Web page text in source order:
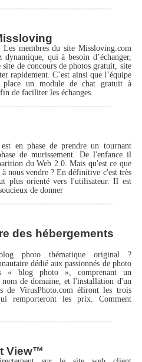
membres du site Missloving.com
dynamique, qui à besoin d’échanger,
de concours de photos gratuit, site
rapidement. C’est ainsi que l’équipe
un module de chat gratuit à
de faciliter les échanges.
en phase de prendre un tournant
de murissement. De l'enfance il
du Web 2.0. Mais qu'est ce que
nous vendre ? En définitive c'est très
plus orienté vers l'utilisateur. Il est
de donner
des hébergements
photo thématique original ?
dédié aux passionnés de photo
« blog photo », comprenant un
de domaine, et l'installation d'un
de VirusPhoto.com éliront les trois
remporteront les prix. Comment
View™